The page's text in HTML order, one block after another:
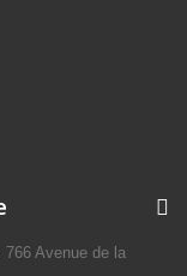
Avenue de la